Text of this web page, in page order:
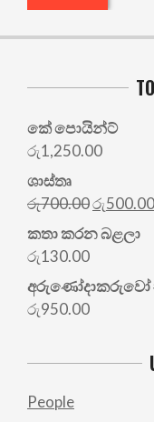
කේ පොයින්ට්
රු1,250.00
ශාස්තෘ
රු700.00Original
price
was:
රු500.00
කතා කරන බළලා
රු130.00
අරු‍ණෝදාකරුවෝ
රු950.00
People